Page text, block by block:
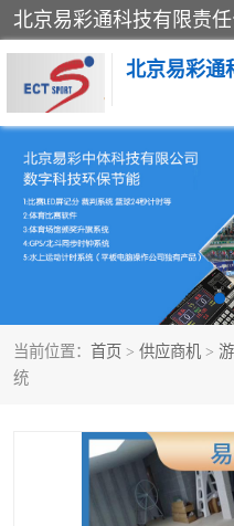
北京易彩通
当前位置： 首页 > 供应商机 >
统
记分系统
智能颁奖旗系统
计时计分及成绩处理系
体育场馆影像采集回放